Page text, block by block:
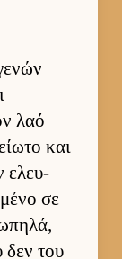
λαό
και
ελευ­
σε
δεν του